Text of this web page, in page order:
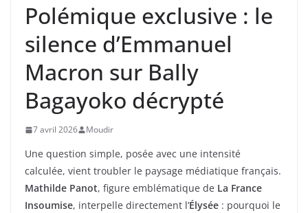
Polémique exclusive : le
silence d’Emmanuel
Macron sur Bally
Bagayoko décrypté
7 avril 2026 Moudir
Une question simple, posée avec une intensité
calculée, vient troubler le paysage médiatique français.
Mathilde Panot, figure emblématique de La France
Insoumise, interpelle directement l’Élysée : pourquoi le